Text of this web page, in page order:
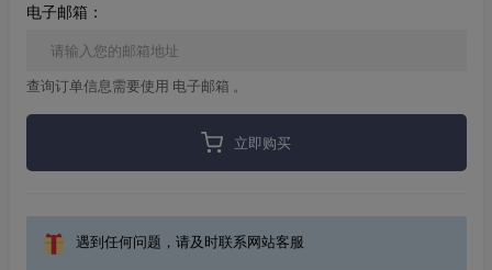
电子邮箱：
查询订单信息需要使用 电子邮箱 。
立即购买
遇到任何问题，请及时联系网站客服